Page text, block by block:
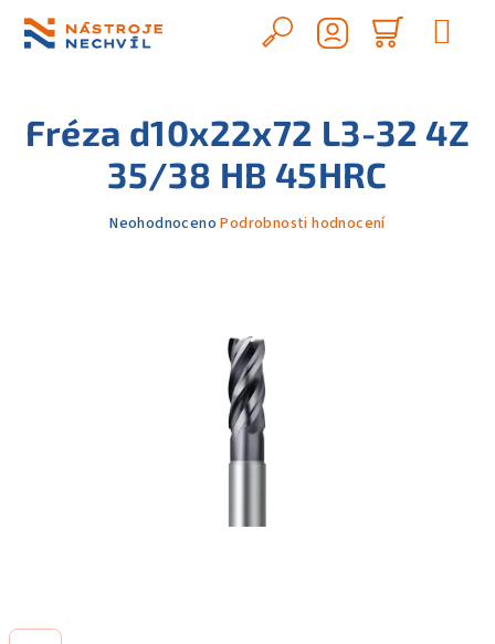
obsah
Hledat
košík
Fréza d10x22x72 L3-32 4Z
35/38 HB 45HRC
Průměrné
Neohodnoceno Podrobnosti hodnocení